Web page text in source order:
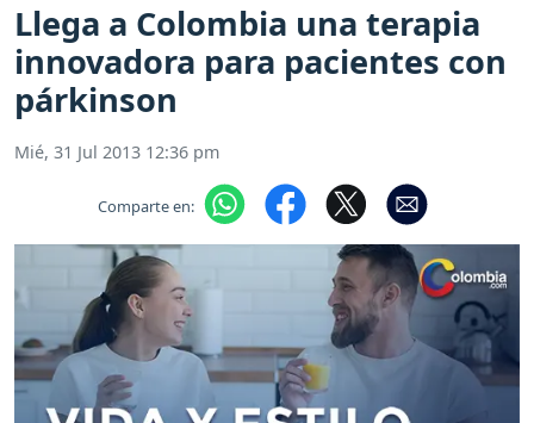
Llega a Colombia una terapia
innovadora para pacientes con
párkinson
Mié, 31 Jul 2013 12:36 pm
Comparte en: